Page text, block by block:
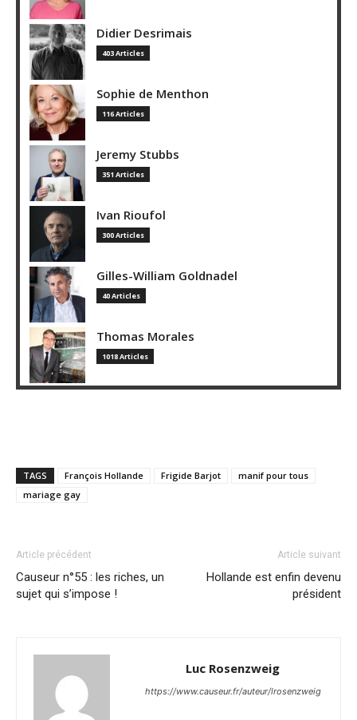
Didier Desrimais
403 Articles
Sophie de Menthon
116 Articles
Jeremy Stubbs
351 Articles
Ivan Rioufol
300 Articles
Gilles-William Goldnadel
40 Articles
Thomas Morales
1018 Articles
TAGS François Hollande Frigide Barjot
manif pour tous
mariage gay
Article précédent
Causeur n°55 : les riches, un
sujet qui s’impose !
Article suivant
Hollande est enfin devenu
président
Luc Rosenzweig
https://www.causeur.fr/auteur/lrosenzweig